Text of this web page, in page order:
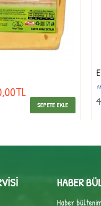
SEPETE EKLE
HABER
Haber